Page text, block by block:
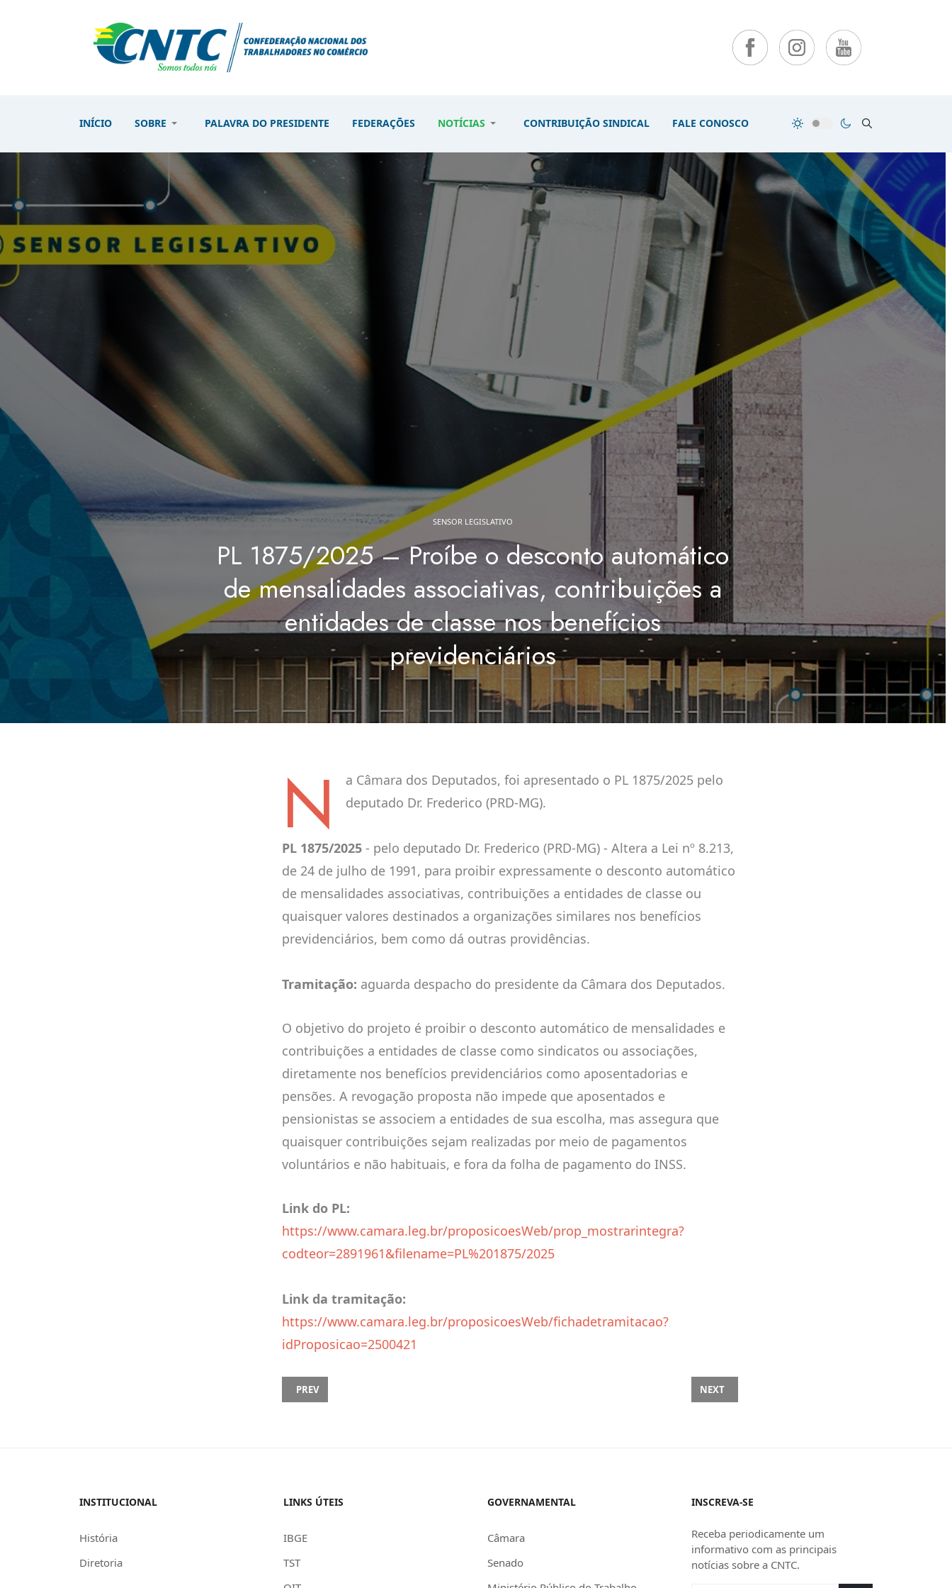
INÍCIO SOBRE PALAVRA DO PRESIDENTE FEDERAÇÕES NOTÍCIAS CONTRIBUIÇÃO SINDICAL FALE CONOSCO
SENSOR LEGISLATIVO
PL 1875/2025 – Proíbe o desconto automático
de mensalidades associativas, contribuições a
entidades de classe nos benefícios
previdenciários
N
a Câmara dos Deputados, foi apresentado o PL 1875/2025 pelo
deputado Dr. Frederico (PRD-MG).
PL 1875/2025 - pelo deputado Dr. Frederico (PRD-MG) - Altera a Lei nº 8.213,
de 24 de julho de 1991, para proibir expressamente o desconto automático
de mensalidades associativas, contribuições a entidades de classe ou
quaisquer valores destinados a organizações similares nos benefícios
previdenciários, bem como dá outras providências.
Tramitação: aguarda despacho do presidente da Câmara dos Deputados.
O objetivo do projeto é proibir o desconto automático de mensalidades e
contribuições a entidades de classe como sindicatos ou associações,
diretamente nos benefícios previdenciários como aposentadorias e
pensões. A revogação proposta não impede que aposentados e
pensionistas se associem a entidades de sua escolha, mas assegura que
quaisquer contribuições sejam realizadas por meio de pagamentos
voluntários e não habituais, e fora da folha de pagamento do INSS.
Link do PL:
https://www.camara.leg.br/proposicoesWeb/prop_mostrarintegra?
codteor=2891961&filename=PL%201875/2025
Link da tramitação:
https://www.camara.leg.br/proposicoesWeb/fichadetramitacao?
idProposicao=2500421
PREVIOUS ARTICLE: REQ 4/2025 (CMO) – AUDIÊNCIA PÚBLICA PARA DEBATER O PROJETO DE LEI Nº1.087, DE 2025 E AS PERSPECTIVAS DE
PREV NEXT ARTICLE: PL 1731/2025 - DISPÕE SOBRE A
NEXT
INSTITUCIONAL
História
Diretoria
LINKS ÚTEIS
IBGE
TST
GOVERNAMENTAL
Câmara
Senado
INSCREVA-SE
Receba periodicamente um
informativo com as principais
notícias sobre a CNTC.